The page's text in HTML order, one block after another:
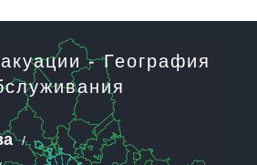
- География